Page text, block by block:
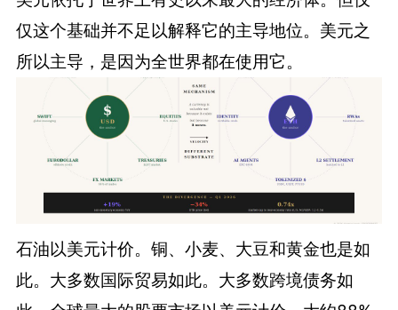
仅这个基础并不足以解释它的主导地位。美元之
所以主导，是因为全世界都在使用它。
石油以美元计价。铜、小麦、大豆和黄金也是如
此。大多数国际贸易如此。大多数跨境债务如